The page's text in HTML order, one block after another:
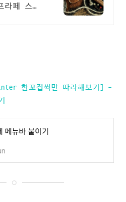
페 스무
한꼬집씩만 따라해보기] -
메뉴바 붙이기